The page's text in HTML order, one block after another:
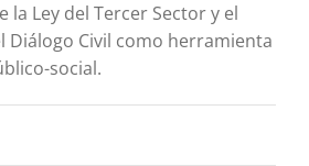
la Ley del Tercer Sector y el
Civil como herramienta
social.